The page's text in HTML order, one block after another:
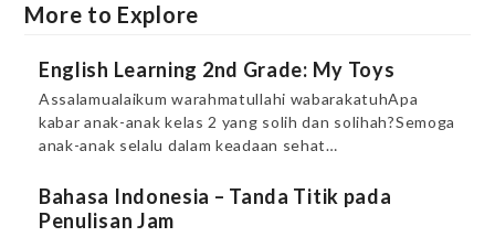
More to Explore
English Learning 2nd Grade: My Toys
Assalamualaikum warahmatullahi wabarakatuhApa
kabar anak-anak kelas 2 yang solih dan solihah?Semoga
anak-anak selalu dalam keadaan sehat…
Bahasa Indonesia – Tanda Titik pada
Penulisan Jam